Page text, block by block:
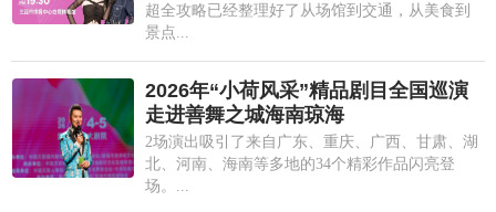
超全攻略已经整理好了从场馆到交通，从美食到
景点...
2026年“小荷风采”精品剧目全国巡演
走进善舞之城海南琼海
2场演出吸引了来自广东、重庆、广西、甘肃、湖
北、河南、海南等多地的34个精彩作品闪亮登
场。...